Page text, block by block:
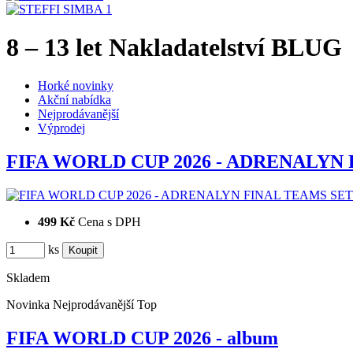
8 – 13 let Nakladatelství BLUG
Horké novinky
Akční nabídka
Nejprodávanější
Výprodej
FIFA WORLD CUP 2026 -
499 Kč Cena s DPH
ks
Skladem
Novinka Nejprodávanější Top
FIFA WORLD CUP 2026 - album